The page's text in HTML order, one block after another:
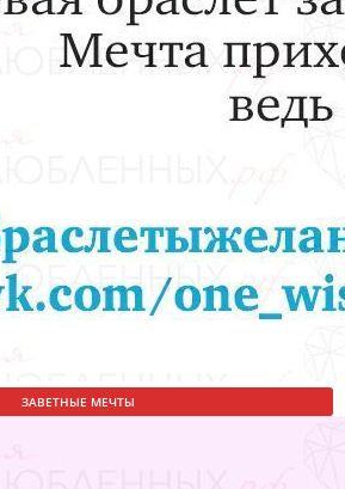
ЗАВЕТНЫЕ МЕЧТЫ